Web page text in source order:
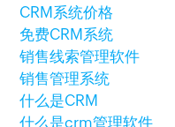
CRM系统价格
免费CRM系统
销售线索管理软件
销售管理系统
什么是CRM
什么是crm管理软件